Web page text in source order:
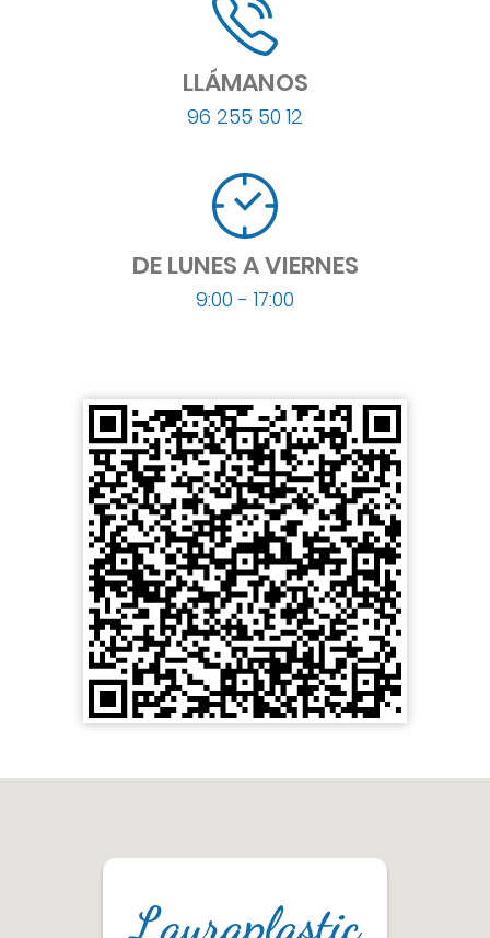
LLÁMANOS
96 255 50 12
DE LUNES A VIERNES
9:00 - 17:00